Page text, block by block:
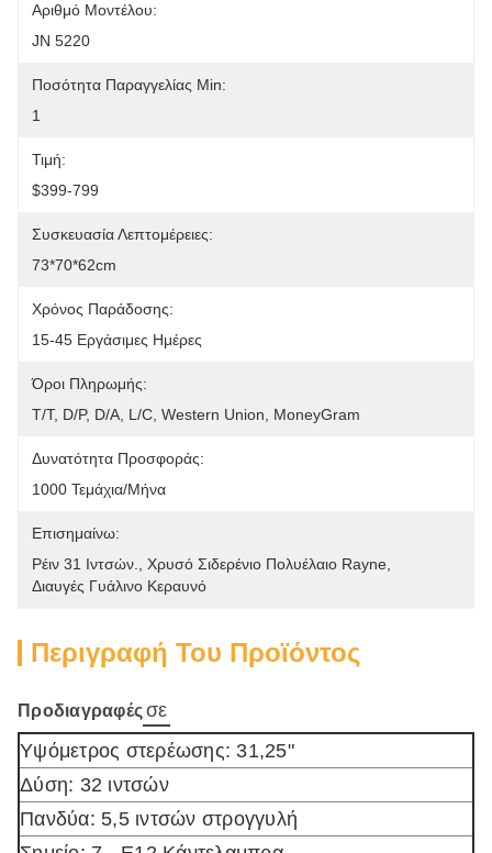
Αριθμό Μοντέλου:
JN 5220
Ποσότητα Παραγγελίας Min:
1
Τιμή:
$399-799
Συσκευασία Λεπτομέρειες:
73*70*62cm
Χρόνος Παράδοσης:
15-45 Εργάσιμες Ημέρες
Όροι Πληρωμής:
Τ/Τ, D/P, D/A, L/C, Western Union, MoneyGram
Δυνατότητα Προσφοράς:
1000 Τεμάχια/μήνα
Επισημαίνω:
Ρέιν 31 Ιντσών.
Χρυσό Σιδερένιο Πολυέλαιο Rayne
Διαυγές Γυάλινο Κεραυνό
Περιγραφή Του Προϊόντος
Προδιαγραφέςσε
Υψόμετρος στερέωσης: 31,25"
Δύση: 32 ιντσών
Πανδύα: 5,5 ιντσών στρογγυλή